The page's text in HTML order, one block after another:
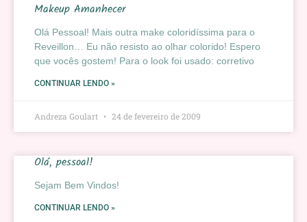
Makeup Amanhecer
Olá Pessoal! Mais outra make coloridíssima para o
Reveillon… Eu não resisto ao olhar colorido! Espero
que vocês gostem! Para o look foi usado: corretivo
CONTINUAR LENDO »
Andreza Goulart 24 de fevereiro de 2009
Olá, pessoal!
Sejam Bem Vindos!
CONTINUAR LENDO »